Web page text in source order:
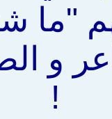
"ما
و
!